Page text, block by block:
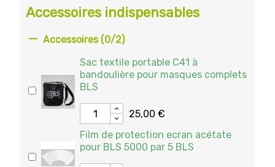
Accessoires indispensables
 Accessoires (0/2)
Sac textile portable C41 à
bandoulière pour masques complets
BLS
25,00 €
Film de protection ecran acétate
pour BLS 5000 par 5 BLS